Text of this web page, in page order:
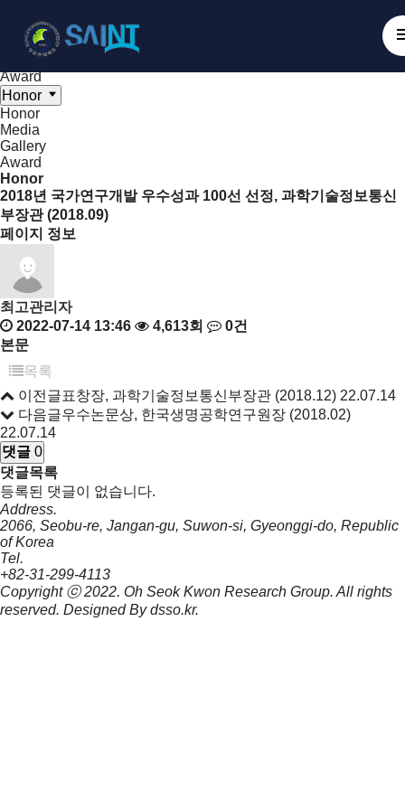
Honor
Media
Gallery
Award
Honor
Honor
Media
Gallery
Award
Honor
2018년 국가연구개발 우수성과 100선 선정, 과학기술정보통신
부장관 (2018.09)
페이지 정보
최고관리자
2022-07-14 13:46
4,613회
0건
본문
목록
이전글표창장, 과학기술정보통신부장관 (2018.12) 22.07.14
다음글우수논문상, 한국생명공학연구원장 (2018.02)
22.07.14
댓글 0
댓글목록
등록된 댓글이 없습니다.
Address.
2066, Seobu-re, Jangan-gu, Suwon-si, Gyeonggi-do, Republic
of Korea
Tel.
+82-31-299-4113
Copyright ⓒ 2022. Oh Seok Kwon Research Group. All rights
reserved. Designed Bydsso.kr.